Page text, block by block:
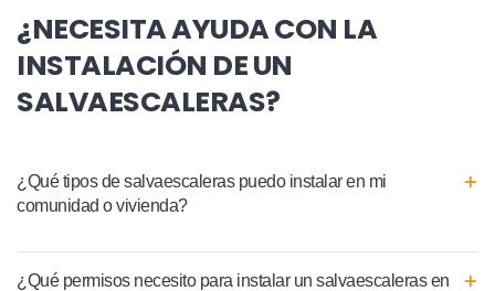
¿NECESITA AYUDA CON LA
INSTALACIÓN DE UN
SALVAESCALERAS?
¿Qué tipos de salvaescaleras puedo instalar en mi
comunidad o vivienda?
¿Qué permisos necesito para instalar un salvaescaleras en